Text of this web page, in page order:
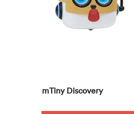
mTiny Discovery